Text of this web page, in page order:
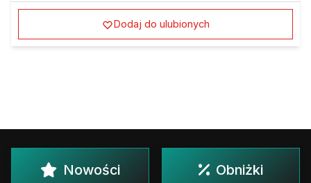
Dodaj do ulubionych
Nowości Obniżki